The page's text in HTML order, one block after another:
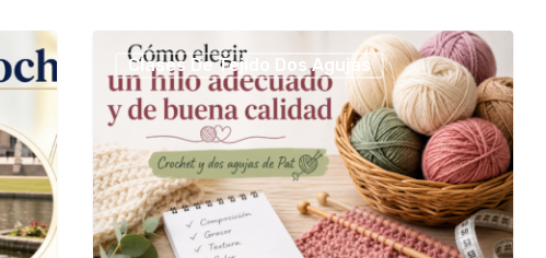
Cómo
elegir
un
adecuado
y
de
Clases De Tejido Dos Agujas